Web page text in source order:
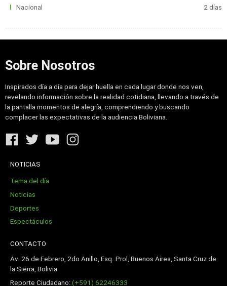
Nacional 2 días
Sobre Nosotros
Inspirados día a día para dejar huella en cada lugar donde nos ven,
revelando información sobre la realidad cotidiana, llevando a través de
la pantalla momentos de alegría, comprendiendo y buscando
complacer las expectativas de la audiencia Boliviana.
NOTICIAS
Tema del día
Noticias
Deportes
Espectáculos
CONTACTO
Av. 26 de Febrero, 2do Anillo, Esq. Prol, Buenos Aires, Santa Cruz de
la Sierra, Bolivia
Reporte Ciudadano:(+591) 62246333